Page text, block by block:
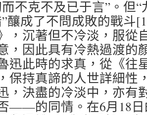
不克不及已于言”。但
釀成了不問成敗的戰斗
，沉著但不冷淡，服從
，因此具有冷熱過渡的
迅此時的求真，從《往
保持真諦的人世詳細性
，決盡的冷淡中，亦
——的同情。在6月18